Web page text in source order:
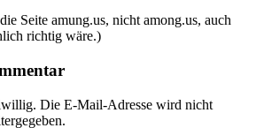
Seite amung.us, nicht among.us, auch
richtig wäre.)
Die E-Mail-Adresse wird nicht